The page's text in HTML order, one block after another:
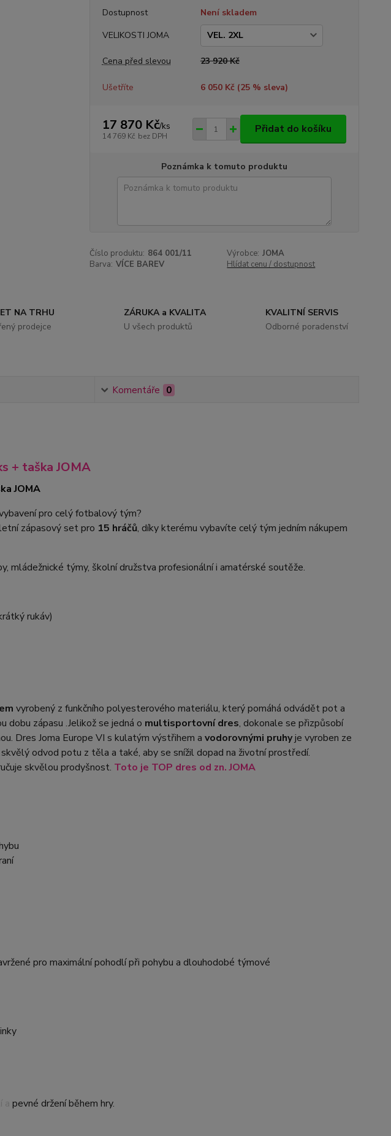
Dostupnost
Není skladem
VELIKOSTI JOMA
Cena před slevou 23 920 Kč
Ušetříte 6 050 Kč (25% sleva)
17 870 Kč/ks
14 769 Kč bez DPH
Přidat do košíku
Poznámka k tomuto produktu
Číslo produktu: 864 001/11 Výrobce: JOMA
Barva: VÍCE BAREV Hlídat cenu / dostupnost
NA TRHU
prodejce
ZÁRUKA a KVALITA
U všech produktů
KVALITNÍ SERVIS
Odborné poradenství
Komentáře 0
+ taška JOMA
JOMA
pro celý fotbalový tým?
zápasový set pro 15 hráčů, díky kterému vybavíte celý tým jedním nákupem
mládežnické týmy, školní družstva profesionální i amatérské soutěže.
rukáv)
vyrobený z funkčního polyesterového materiálu, který pomáhá odvádět pot a
dobu zápasu .Jelikož se jedná o multisportovní dres, dokonale se přizpůsobí
Dres Joma Europe VI s kulatým výstřihem a vodorovnými pruhyje vyroben ze
odvod potu z těla a také, aby se snížil dopad na životní prostředí.
skvělou prodyšnost. Toto je TOP dres od zn. JOMA
pro maximální pohodlí při pohybu a dlouhodobé týmové
pevné držení během hry.